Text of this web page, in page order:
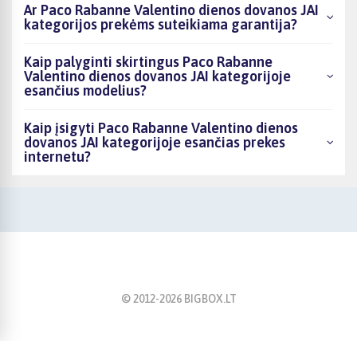
Ar Paco Rabanne Valentino dienos dovanos JAI
kategorijos prekėms suteikiama garantija?
Kaip palyginti skirtingus Paco Rabanne
Valentino dienos dovanos JAI kategorijoje
esančius modelius?
Kaip įsigyti Paco Rabanne Valentino dienos
dovanos JAI kategorijoje esančias prekes
internetu?
© 2012-2026BIGBOX.LT